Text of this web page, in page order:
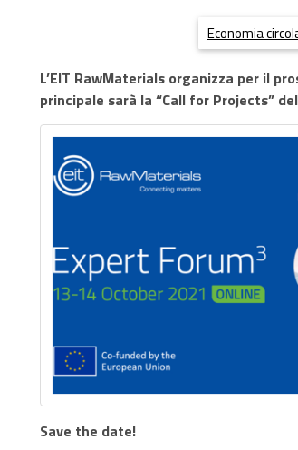
Economia
L’EIT RawMaterials organizza per il
principale sarà la “Call for Projects”
Save the date!